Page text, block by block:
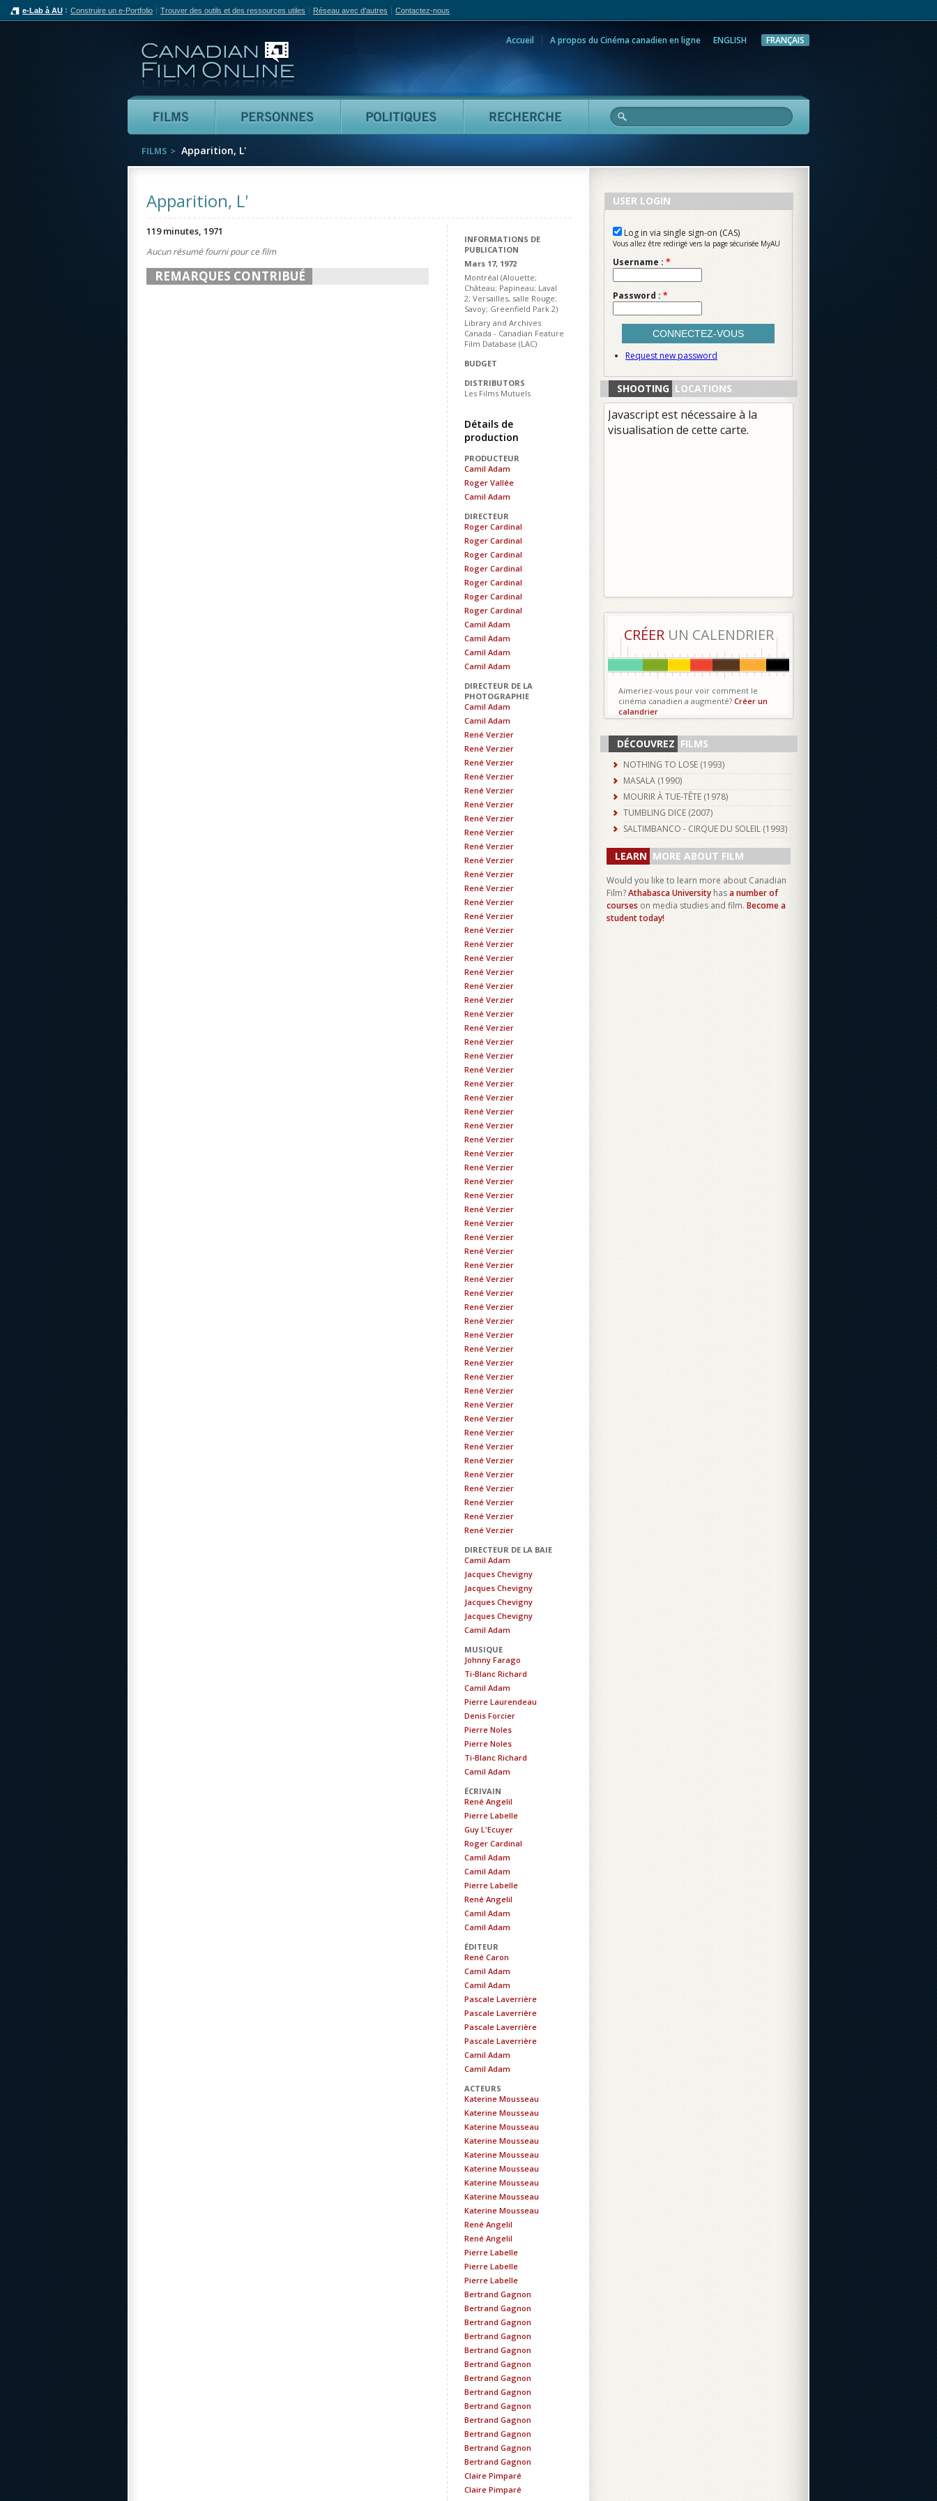
e-Lab à AU Construire un e-Portfolio Trouver des outils et des ressources utiles Réseau avec d'autres Contactez-nous
Accueil A propos du Cinéma canadien en ligne ENGLISH FRANÇAIS
Films Personnes Politiques Recherche
FILMS Apparition, L'
Apparition, L'
INFORMATIONS DE
PUBLICATION
Mars 17, 1972
Montréal (Alouette;
Château; Papineau; Laval
2; Versailles, salle Rouge;
Savoy; Greenfield Park 2)
Library and Archives
Canada - Canadian Feature
Film Database (LAC)
BUDGET
DISTRIBUTORS
Les Films Mutuels
Détails de
production
PRODUCTEUR
Camil Adam
Roger Vallée
Camil Adam
DIRECTEUR
Roger Cardinal
Roger Cardinal
Roger Cardinal
Roger Cardinal
Roger Cardinal
Roger Cardinal
Roger Cardinal
Camil Adam
Camil Adam
Camil Adam
Camil Adam
DIRECTEUR DE LA
PHOTOGRAPHIE
Camil Adam
Camil Adam
René Verzier
René Verzier
René Verzier
René Verzier
René Verzier
René Verzier
René Verzier
René Verzier
René Verzier
René Verzier
René Verzier
René Verzier
René Verzier
René Verzier
René Verzier
René Verzier
René Verzier
René Verzier
René Verzier
René Verzier
René Verzier
René Verzier
René Verzier
René Verzier
René Verzier
René Verzier
René Verzier
René Verzier
René Verzier
René Verzier
René Verzier
René Verzier
René Verzier
René Verzier
René Verzier
René Verzier
René Verzier
René Verzier
René Verzier
René Verzier
René Verzier
René Verzier
René Verzier
René Verzier
René Verzier
René Verzier
René Verzier
René Verzier
René Verzier
René Verzier
René Verzier
René Verzier
René Verzier
René Verzier
René Verzier
René Verzier
René Verzier
René Verzier
DIRECTEUR DE LA BAIE
Camil Adam
Jacques Chevigny
Jacques Chevigny
Jacques Chevigny
Jacques Chevigny
Camil Adam
MUSIQUE
Johnny Farago
Ti-Blanc Richard
Camil Adam
Pierre Laurendeau
Denis Forcier
Pierre Noles
Pierre Noles
Ti-Blanc Richard
Camil Adam
ÉCRIVAIN
René Angelil
Pierre Labelle
Guy L'Ecuyer
Roger Cardinal
Camil Adam
Camil Adam
Pierre Labelle
René Angelil
Camil Adam
Camil Adam
ÉDITEUR
René Caron
Camil Adam
Camil Adam
Pascale Laverrière
Pascale Laverrière
Pascale Laverrière
Pascale Laverrière
Camil Adam
Camil Adam
ACTEURS
Katerine Mousseau
Katerine Mousseau
Katerine Mousseau
Katerine Mousseau
Katerine Mousseau
Katerine Mousseau
Katerine Mousseau
Katerine Mousseau
Katerine Mousseau
René Angelil
René Angelil
Pierre Labelle
Pierre Labelle
Pierre Labelle
Bertrand Gagnon
Bertrand Gagnon
Bertrand Gagnon
Bertrand Gagnon
Bertrand Gagnon
Bertrand Gagnon
Bertrand Gagnon
Bertrand Gagnon
Bertrand Gagnon
Bertrand Gagnon
Bertrand Gagnon
Bertrand Gagnon
Bertrand Gagnon
Claire Pimparé
Claire Pimparé
119 minutes, 1971
Aucun résumé fourni pour ce film
REMARQUES CONTRIBUÉ
USER LOGIN
Log in via single sign-on (CAS)
Vous allez être redirigé vers la page sécurisée MyAU
Username : *
Password : *
Request new password
SHOOTING LOCATIONS
Javascript est nécessaire à la
visualisation de cette carte.
CRÉERUN CALENDRIER
Aimeriez-vous pour voir comment le
cinéma canadien a augmenté? Créer un
calandrier
DÉCOUVREZ FILMS
NOTHING TO LOSE (1993)
MASALA (1990)
MOURIR À TUE-TÊTE (1978)
TUMBLING DICE (2007)
SALTIMBANCO - CIRQUE DU SOLEIL (1993)
LEARN MORE ABOUT FILM
Would you like to learn more about Canadian
Film?Athabasca University hasa number of
courses on media studies and film. Become a
student today!